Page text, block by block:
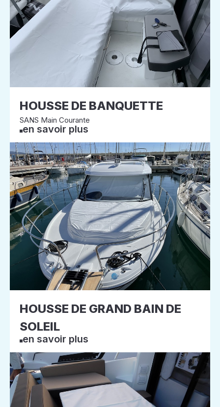
HOUSSE DE BANQUETTE
SANS Main Courante
en savoir plus
HOUSSE DE GRAND BAIN DE
SOLEIL
en savoir plus